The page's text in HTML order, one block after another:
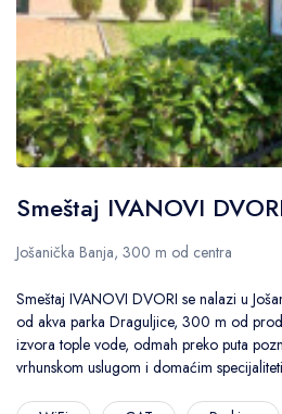
Smeštaj IVANOVI
Jošanička Banja, 300 m od centra
Smeštaj IVANOVI DVORI se nalazi u
od akva parka Draguljice, 300 m od
izvora tople vode, odmah preko puta
vrhunskom uslugom i domaćim